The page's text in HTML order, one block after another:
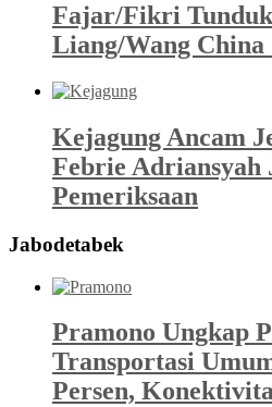
Fajar/Fikri
Liang/Wang China
Kejagung Ancam
Febrie
Pemeriksaan
Jabodetabek
Pramono Ungkap
Transportasi
Persen,